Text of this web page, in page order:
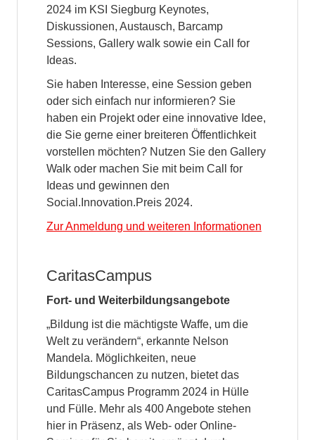
2024 im KSI Siegburg Keynotes,
Diskussionen, Austausch, Barcamp
Sessions, Gallery walk sowie ein Call for
Ideas.
Sie haben Interesse, eine Session geben
oder sich einfach nur informieren? Sie
haben ein Projekt oder eine innovative Idee,
die Sie gerne einer breiteren Öffentlichkeit
vorstellen möchten? Nutzen Sie den Gallery
Walk oder machen Sie mit beim Call for
Ideas und gewinnen den
Social.Innovation.Preis 2024.
Zur Anmeldung und weiteren Informationen
CaritasCampus
Fort- und Weiterbildungsangebote
„Bildung ist die mächtigste Waffe, um die
Welt zu verändern“, erkannte Nelson
Mandela. Möglichkeiten, neue
Bildungschancen zu nutzen, bietet das
CaritasCampus Programm 2024 in Hülle
und Fülle. Mehr als 400 Angebote stehen
hier in Präsenz, als Web- oder Online-